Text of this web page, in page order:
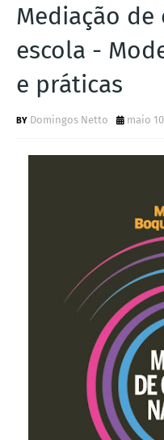
Mediação
escola -
e práticas
Domingos Netto maio